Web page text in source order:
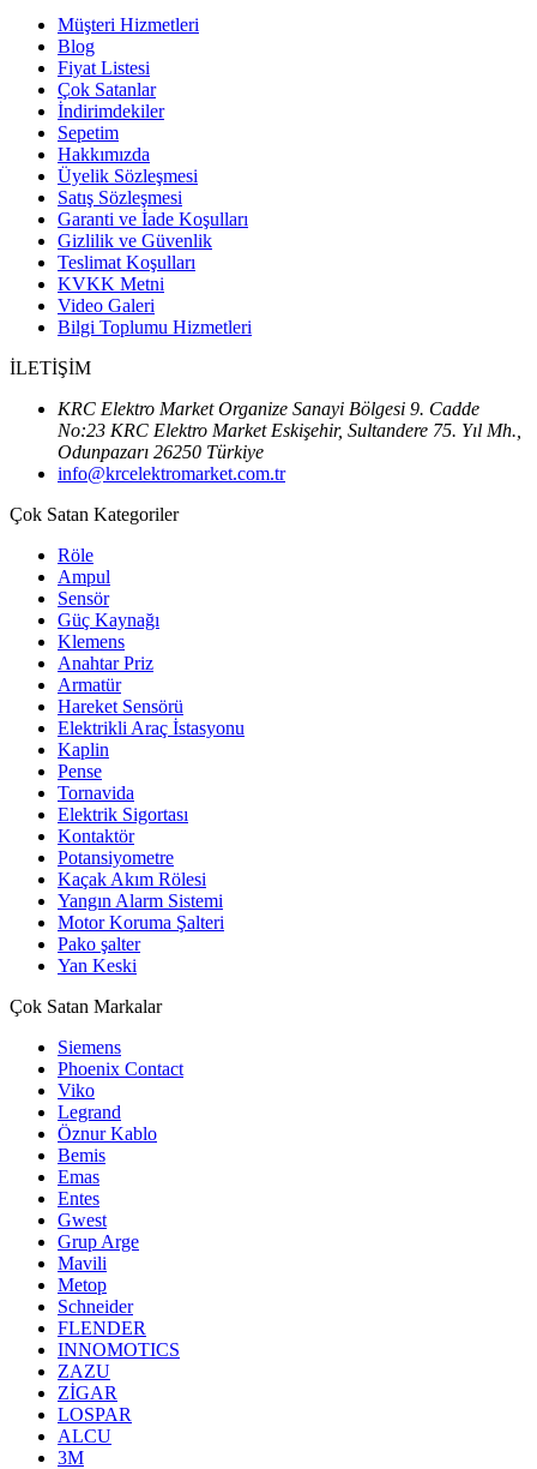
Müşteri Hizmetleri
Blog
Fiyat Listesi
Çok Satanlar
İndirimdekiler
Sepetim
Hakkımızda
Üyelik Sözleşmesi
Satış Sözleşmesi
Garanti ve İade Koşulları
Gizlilik ve Güvenlik
Teslimat Koşulları
KVKK Metni
Video Galeri
Bilgi Toplumu Hizmetleri
İLETİŞİM
KRC Elektro Market Organize Sanayi Bölgesi 9. Cadde
No:23 KRC Elektro Market Eskişehir, Sultandere 75. Yıl Mh.,
Odunpazarı 26250 Türkiye
info@krcelektromarket.com.tr
Çok Satan Kategoriler
Röle
Ampul
Sensör
Güç Kaynağı
Klemens
Anahtar Priz
Armatür
Hareket Sensörü
Elektrikli Araç İstasyonu
Kaplin
Pense
Tornavida
Elektrik Sigortası
Kontaktör
Potansiyometre
Kaçak Akım Rölesi
Yangın Alarm Sistemi
Motor Koruma Şalteri
Pako şalter
Yan Keski
Çok Satan Markalar
Siemens
Phoenix Contact
Viko
Legrand
Öznur Kablo
Bemis
Emas
Entes
Gwest
Grup Arge
Mavili
Metop
Schneider
FLENDER
INNOMOTICS
ZAZU
ZİGAR
LOSPAR
ALCU
3M